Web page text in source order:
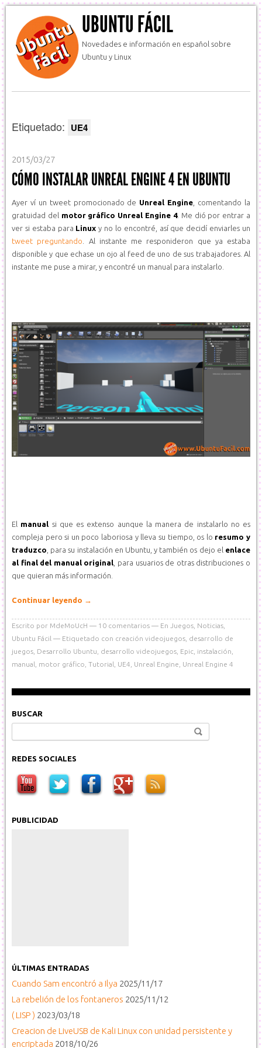
UBUNTU FÁCIL
Novedades e información en español sobre
Ubuntu y Linux
Etiquetado: UE4
2015/03/27
CÓMO INSTALAR UNREAL ENGINE 4 EN UBUNTU
Ayer ví un tweet promocionado de Unreal Engine , comentando la
gratuidad del motor gráfico Unreal Engine 4. Me dió por entrar a
ver si estaba para Linux y no lo encontré, así que decidí enviarles un
tweet preguntando . Al instante me responideron que ya estaba
disponible y que echase un ojo al feed de uno de sus trabajadores. Al
instante me puse a mirar, y encontré un manual para instalarlo.
El manual si que es extenso aunque la manera de instalarlo no es
compleja pero si un poco laboriosa y lleva su tiempo, os lo resumo y
traduzco , para su instalación en Ubuntu, y también os dejo el enlace
al final del manual original
, para usuarios de otras distribuciones o
que quieran más información.
Continuar leyendo →
Escrito por MdeMoUcH 10 comentarios En Juegos Noticias
Ubuntu Fácil
Etiquetado con creación videojuegos desarrollo de
juegos Desarrollo Ubuntu desarrollo videojuegos Epic instalación
manual
motor gráfico Tutorial UE4 Unreal Engine Unreal Engine 4
BUSCAR
REDES SOCIALES
PUBLICIDAD
ÚLTIMAS ENTRADAS
Cuando Sam encontró a Ilya 2025/11/17
La rebelión de los fontaneros 2025/11/12
( LISP ) 2023/03/18
Creacion de LiveUSB de Kali Linux con unidad persistente y
encriptada 2018/10/26